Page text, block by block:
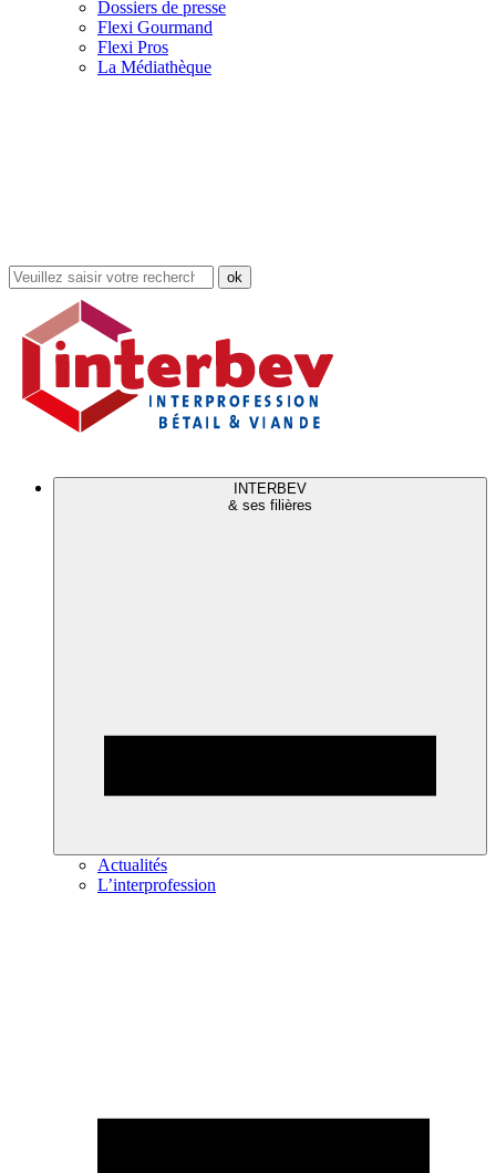
Dossiers de presse
Flexi Gourmand
Flexi Pros
La Médiathèque
Rechercher
dans
site
INTERBEV
& ses filières
Actualités
L’interprofession